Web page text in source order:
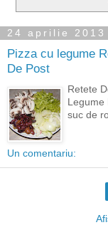
24 aprilie 2013
Pizza cu legume
De Post
Retete
Legume
suc de
Un comentariu: